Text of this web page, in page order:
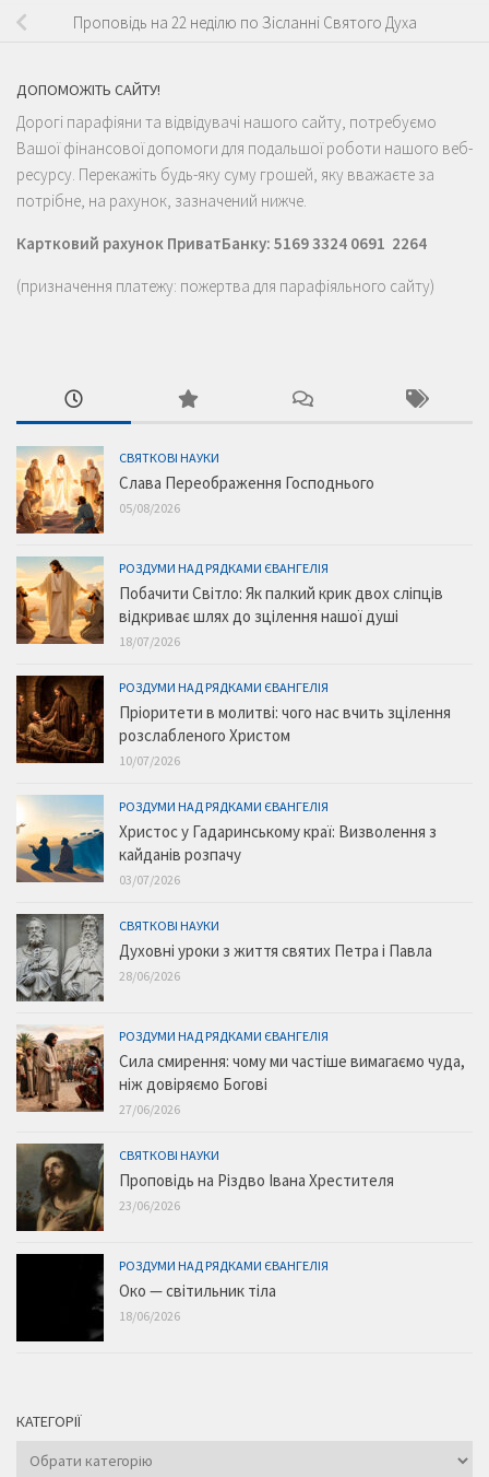
Проповідь на 22 неділю по Зісланні Святого Духа
ДОПОМОЖІТЬ САЙТУ!
Дорогі парафіяни та відвідувачі нашого сайту, потребуємо
Вашої фінансової допомоги для подальшої роботи нашого веб-
ресурсу. Перекажіть будь-яку суму грошей, яку вважаєте за
потрібне, на рахунок, зазначений нижче.
Картковий рахунок ПриватБанку: 5169 3324 0691 2264
(призначення платежу: пожертва для парафіяльного сайту)
СВЯТКОВІ НАУКИ
Слава Переображення Господнього
05/08/2026
РОЗДУМИ НАД РЯДКАМИ ЄВАНГЕЛІЯ
Побачити Світло: Як палкий крик двох сліпців
відкриває шлях до зцілення нашої душі
18/07/2026
РОЗДУМИ НАД РЯДКАМИ ЄВАНГЕЛІЯ
Пріоритети в молитві: чого нас вчить зцілення
розслабленого Христом
10/07/2026
РОЗДУМИ НАД РЯДКАМИ ЄВАНГЕЛІЯ
Христос у Гадаринському краї: Визволення з
кайданів розпачу
03/07/2026
СВЯТКОВІ НАУКИ
Духовні уроки з життя святих Петра і Павла
28/06/2026
РОЗДУМИ НАД РЯДКАМИ ЄВАНГЕЛІЯ
Сила смирення: чому ми частіше вимагаємо чуда,
ніж довіряємо Богові
27/06/2026
СВЯТКОВІ НАУКИ
Проповідь на Різдво Івана Хрестителя
23/06/2026
РОЗДУМИ НАД РЯДКАМИ ЄВАНГЕЛІЯ
Око — світильник тіла
18/06/2026
КАТЕГОРІЇ
Категорії